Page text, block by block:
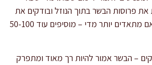
את פרוסות הבשר בתוך הנוזל ובודקים את
כמות הנוזלים. אם מתאדים יותר מדי – מוסיפים עוד 50-100
– הבשר אמור להיות רך מאוד ומתפרק